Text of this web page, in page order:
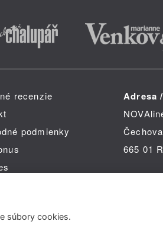
recenzie
podmienky
Adresa
665 01
súbory cookies.